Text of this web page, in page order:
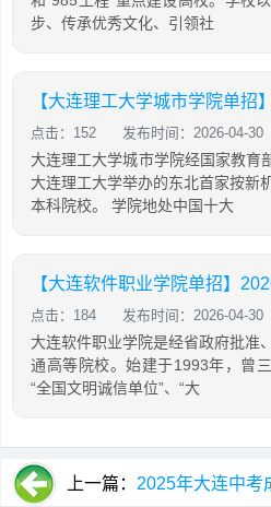
步、传承优秀文化、引领社
点击：152 发布时间：2026-04-30
大连理工大学城市学院经国家教育
大连理工大学举办的东北首家按新
本科院校。 学院地处中国十大
点击：184 发布时间：2026-04-30
大连软件职业学院是经省政府批准
通高等院校。始建于1993年，曾
“全国文明诚信单位”、“大
上一篇： 2025年大连中考